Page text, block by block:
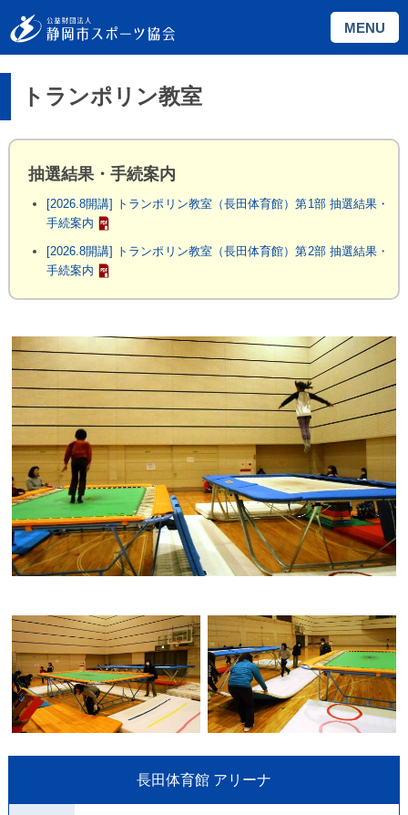
MENU
トランポリン教室
抽選結果・手続案内
[2026.8開講] トランポリン教室（長田体育館）第1部 抽選結果・
手続案内
[2026.8開講] トランポリン教室（長田体育館）第2部 抽選結果・
手続案内
長田体育館 アリーナ